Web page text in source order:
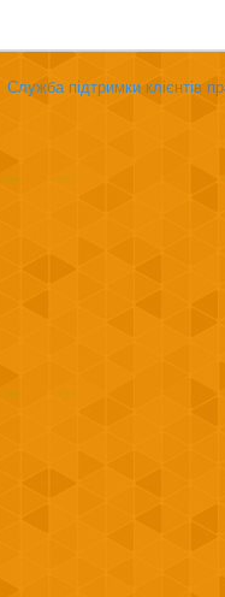
Служба підтримки клієнтів